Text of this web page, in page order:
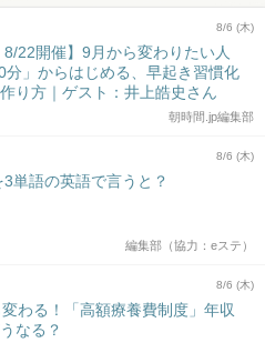
8/6 (木)
8/22開催】9月から変わりたい人
分」からはじめる、早起き習慣化
作り方｜ゲスト：井上皓史さん
朝時間.jp編集部
8/6 (木)
3単語の英語で言うと？
編集部（協力：eステ）
8/6 (木)
わる！「高額療養費制度」年収
なる？